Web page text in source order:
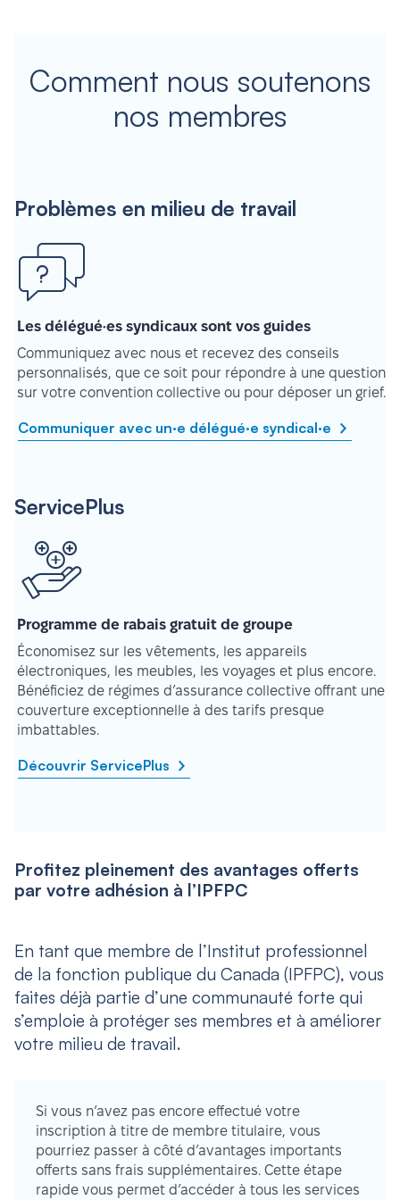
Comment nous soutenons
nos membres
Problèmes en milieu de travail
Les délégué·es syndicaux sont vos guides
Communiquez avec nous et recevez des conseils
personnalisés, que ce soit pour répondre à une question
sur votre convention collective ou pour déposer un grief.
Communiquer avec un·e délégué·e syndical·e
ServicePlus
Programme de rabais gratuit de groupe
Économisez sur les vêtements, les appareils
électroniques, les meubles, les voyages et plus encore.
Bénéficiez de régimes d’assurance collective offrant une
couverture exceptionnelle à des tarifs presque
imbattables.
Découvrir ServicePlus
Profitez pleinement des avantages offerts
par votre adhésion à l’IPFPC
En tant que membre de l’Institut professionnel
de la fonction publique du Canada (IPFPC), vous
faites déjà partie d’une communauté forte qui
s’emploie à protéger ses membres et à améliorer
votre milieu de travail.
Si vous n’avez pas encore effectué votre
inscription à titre de membre titulaire, vous
pourriez passer à côté d’avantages importants
offerts sans frais supplémentaires. Cette étape
rapide vous permet d’accéder à tous les services